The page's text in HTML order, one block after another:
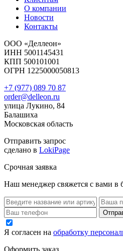
О компании
Новости
Контакты
ООО «Деллеон»
ИНН 5001145431
КПП 500101001
ОГРН 1225000050813
+7 (977) 089 70 87
order@delleon.ru
улица Лукино, 84
Балашиха
Московская область
Отправить запрос
сделано в LokiPage
Срочная заявка
Наш менеджер свяжется с вами в
Я согласен на обработку